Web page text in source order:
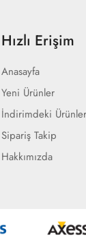
Hızlı Erişim
Anasayfa
Yeni Ürünler
İndirimdeki Ürünler
Sipariş Takip
Hakkımızda